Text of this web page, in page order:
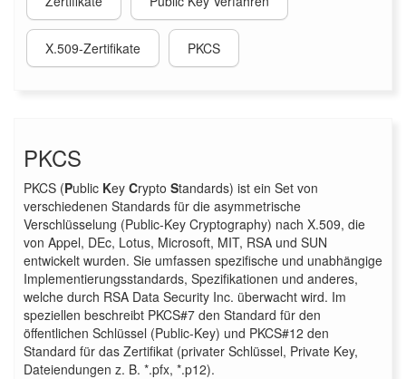
X.509-Zertifikate PKCS
PKCS
PKCS (Public Key Crypto Standards) ist ein Set von
verschiedenen Standards für die asymmetrische
Verschlüsselung (Public-Key Cryptography) nach X.509, die
von Appel, DEc, Lotus, Microsoft, MIT, RSA und SUN
entwickelt wurden. Sie umfassen spezifische und unabhängige
Implementierungsstandards, Spezifikationen und anderes,
welche durch RSA Data Security Inc. überwacht wird. Im
speziellen beschreibt PKCS#7 den Standard für den
öffentlichen Schlüssel (Public-Key) und PKCS#12 den
Standard für das Zertifikat (privater Schlüssel, Private Key,
Dateiendungen z. B. *.pfx, *.p12).